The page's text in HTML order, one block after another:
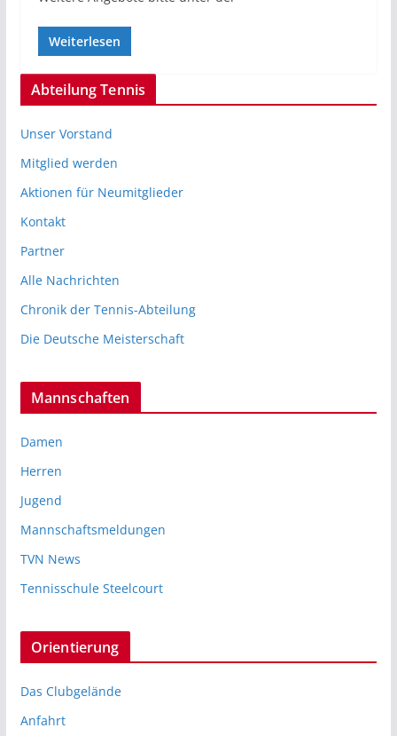
Weiterlesen
Abteilung Tennis
Unser Vorstand
Mitglied werden
Aktionen für Neumitglieder
Kontakt
Partner
Alle Nachrichten
Chronik der Tennis-Abteilung
Die Deutsche Meisterschaft
Mannschaften
Damen
Herren
Jugend
Mannschaftsmeldungen
TVN News
Tennisschule Steelcourt
Orientierung
Das Clubgelände
Anfahrt